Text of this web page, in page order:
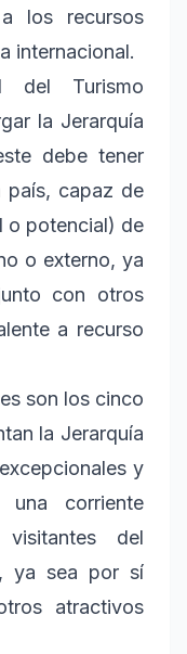
los recursos
internacional.
del Turismo
la Jerarquía
debe tener
país, capaz de
o potencial) de
o externo, ya
con otros
a recurso
son los cinco
la Jerarquía
y
corriente
del
ya sea por sí
atractivos